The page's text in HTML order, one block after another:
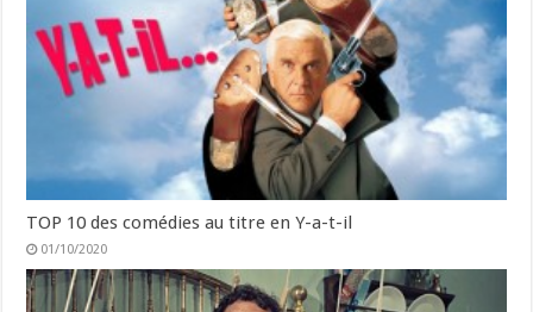
TOP 10 des comédies au titre en Y-a-t-il
01/10/2020